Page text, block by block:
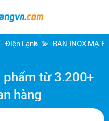
Điện Lạnh 💫 BÀN INOX MẠ
từ 3.200+
hàng